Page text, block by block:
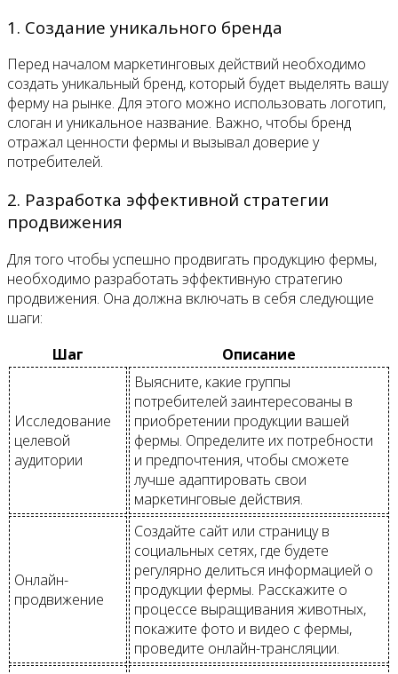
1. Создание уникального бренда
Перед началом маркетинговых действий необходимо
создать уникальный бренд, который будет выделять вашу
ферму на рынке. Для этого можно использовать логотип,
слоган и уникальное название. Важно, чтобы бренд
отражал ценности фермы и вызывал доверие у
потребителей.
2. Разработка эффективной стратегии
продвижения
Для того чтобы успешно продвигать продукцию фермы,
необходимо разработать эффективную стратегию
продвижения. Она должна включать в себя следующие
шаги:
Шаг
Описание
Исследование
целевой
аудитории
Выясните, какие группы
потребителей заинтересованы в
приобретении продукции вашей
фермы. Определите их потребности
и предпочтения, чтобы сможете
лучше адаптировать свои
маркетинговые действия.
Онлайн-
продвижение
Создайте сайт или страницу в
социальных сетях, где будете
регулярно делиться информацией о
продукции фермы. Расскажите о
процессе выращивания животных,
покажите фото и видео с фермы,
проведите онлайн-трансляции.